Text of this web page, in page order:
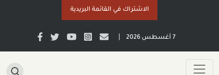
الاشتراك في القائمة البريدية
7 أغسطس 2026